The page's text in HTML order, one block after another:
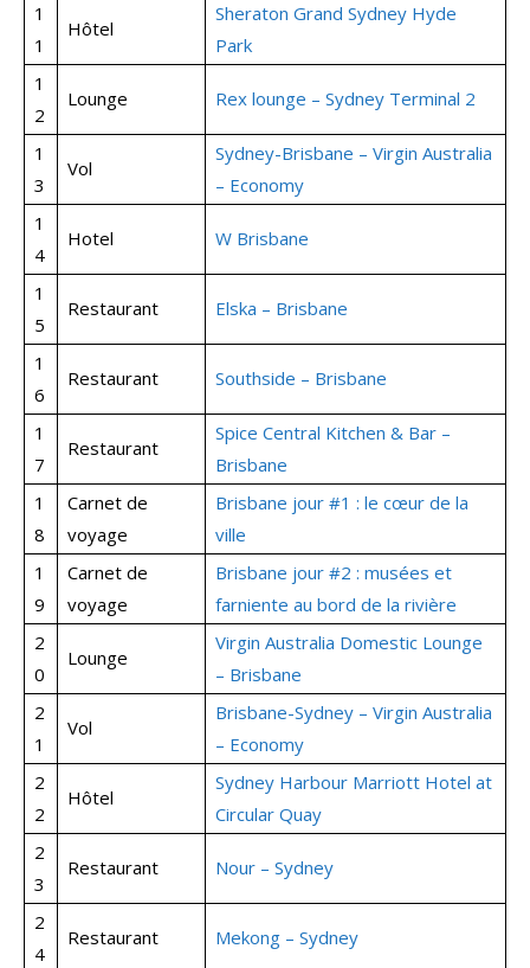
1
1
Hôtel
Sheraton Grand Sydney Hyde
Park
1
2
Lounge Rex lounge – Sydney Terminal 2
1
3
Vol
Sydney-Brisbane – Virgin Australia
– Economy
1
4
Hotel W Brisbane
1
5
Restaurant Elska – Brisbane
1
6
Restaurant Southside – Brisbane
1
7
Restaurant
Spice Central Kitchen & Bar –
Brisbane
1
8
Carnet de
voyage
Brisbane jour #1 : le cœur de la
ville
1
9
Carnet de
voyage
Brisbane jour #2 : musées et
farniente au bord de la rivière
2
0
Lounge
Virgin Australia Domestic Lounge
– Brisbane
2
1
Vol
Brisbane-Sydney – Virgin Australia
– Economy
2
2
Hôtel
Sydney Harbour Marriott Hotel at
Circular Quay
2
3
Restaurant Nour – Sydney
2
4
Restaurant Mekong – Sydney